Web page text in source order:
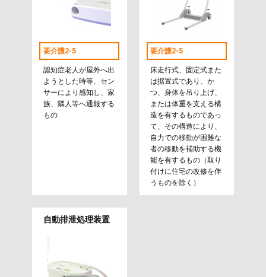
要介護2-5
認知症老人が屋外へ出
ようとした時等、セン
サーにより感知し、家
族、隣人等へ通報する
もの
要介護2-5
床走行式、固定式また
は据置式であり、か
つ、身体を吊り上げ、
または体重を支える構
造を有するものであっ
て、その構造により、
自力での移動が困難な
者の移動を補助する機
能を有するもの（取り
付けに住宅の改修を伴
うものを除く）
自動排泄処理装置